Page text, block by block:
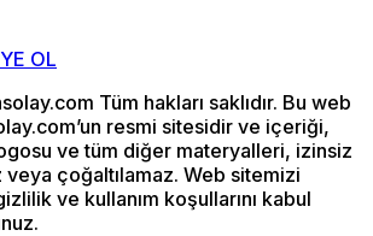
OL
Tüm hakları saklıdır. Bu web
resmi sitesidir ve içeriği,
ve tüm diğer materyalleri, izinsiz
veya çoğaltılamaz. Web sitemizi
ve kullanım koşullarını kabul